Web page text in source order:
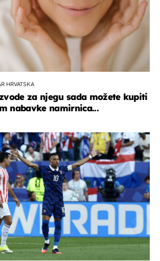
HRVATSKA
za njegu sada možete kupiti
nabavke namirnica...
2026